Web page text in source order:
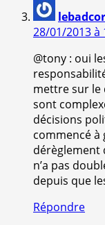
28/01/2013 à
@tony : oui
mettre sur le
sont
décisions
commencé à
dérèglement
n’a pas
depuis que
Répondre